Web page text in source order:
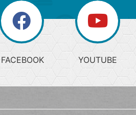
FACEBOOK YOUTUBE